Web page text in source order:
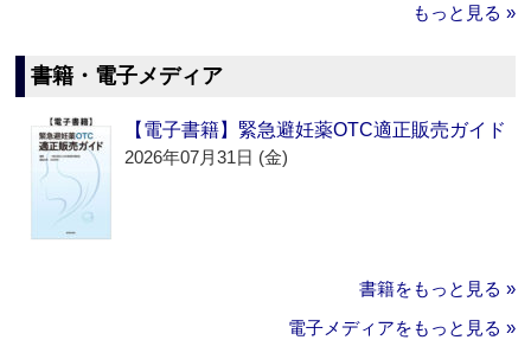
もっと見る »
書籍・電子メディア
【電子書籍】緊急避妊薬OTC適正販売ガイド
2026年07月31日 (金)
書籍をもっと見る »
電子メディアをもっと見る »